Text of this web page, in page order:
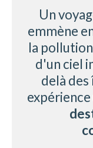
Un
emmène
la
d'un ciel
delà des